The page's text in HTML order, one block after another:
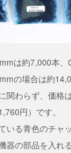
は約7,000本、
の場合は約
関わらず、価格
円）です。
いる青色のチャ
器の部品を入れ